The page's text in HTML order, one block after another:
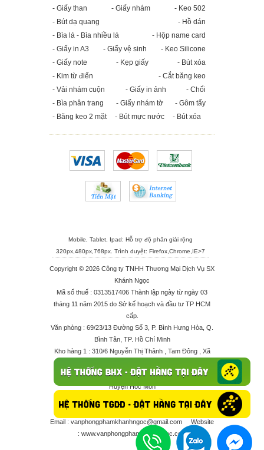
- Giấy than
- Giấy nhám
- Keo 502
- Bút dạ quang
- Hồ dán
- Bìa lá - Bìa nhiều lá
- Hộp name card
- Giấy in A3
- Giấy vệ sinh
- Keo Silicone
- Giấy note
- Kẹp giấy
- Bút xóa
- Kim từ điển
- Cắt băng keo
- Vải nhám cuộn
- Giấy in ảnh
- Chổi
- Bìa phân trang
- Giấy nhám tờ
- Gôm tẩy
- Băng keo 2 mặt
- Bút mực nước - Bút xóa
Mobile, Tablet, Ipad: Hỗ trợ độ phân giải rộng
320px,480px,768px. Trình duyệt: Firefox,Chrome,IE>7
Copyright © 2026 Công ty TNHH Thương Mại Dịch Vụ SX
Khánh Ngọc
Mã số thuế : 0313517406 Thành lập ngày từ ngày 03
tháng 11 năm 2015 do Sở kế hoạch và đầu tư TP HCM
cấp.
Văn phòng : 69/23/13 Đường Số 3, P. Bình Hưng Hòa, Q.
Bình Tân, TP. Hồ Chí Minh
Kho hàng 1 : 310/6 Nguyễn Thị Thảnh , Tam Đông , Xã
Kho hàng 2 : 68/2X Ấp Đông 1 , Xã Thới Tam Thôn ,
Huyện Hóc Môn
Điện thoại : 028 625 66506 - 0909 682 189 - 082 7158
413 - 096 298 10 17 - 0961 208 617
Email : vanphongphamkhanhngoc@gmail.com
Website
: www.vanphongphamkhanhngoc.com